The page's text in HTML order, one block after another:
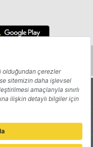
Yazarlar
Reklam